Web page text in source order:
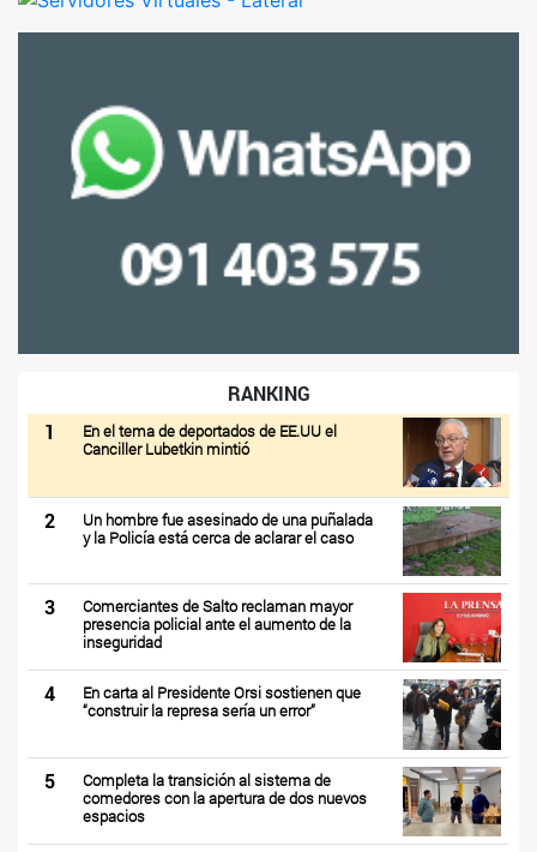
RANKING
1
En el tema de deportados de EE.UU el
Canciller Lubetkin mintió
2
Un hombre fue asesinado de una puñalada
y la Policía está cerca de aclarar el caso
3
Comerciantes de Salto reclaman mayor
presencia policial ante el aumento de la
inseguridad
4
En carta al Presidente Orsi sostienen que
“construir la represa sería un error”
5
Completa la transición al sistema de
comedores con la apertura de dos nuevos
espacios